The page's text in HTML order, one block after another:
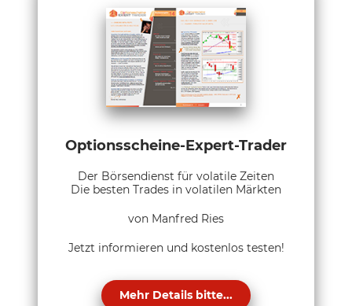
Optionsscheine-Expert-Trader
Der Börsendienst für volatile Zeiten
Die besten Trades in volatilen Märkten
von Manfred Ries
Jetzt informieren und kostenlos testen!
Mehr Details bitte...